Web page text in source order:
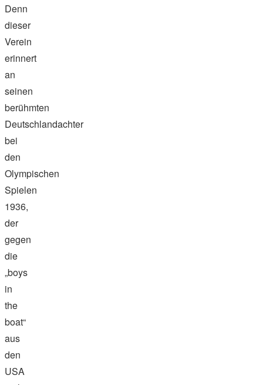
Denn
dieser
Verein
erinnert
an
seinen
berühmten
Deutschlandachter
bei
den
Olympischen
Spielen
1936,
der
gegen
die
„boys
in
the
boat“
aus
den
USA